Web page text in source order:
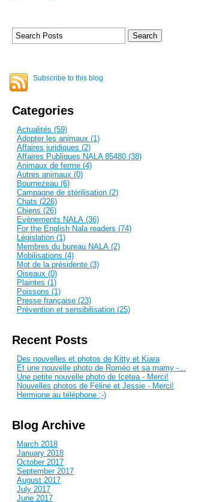
Subscribe to this blog
Categories
Actualités (59)
Adopter les animaux (1)
Affaires juridiques (2)
Affaires Publiques NALA 85480 (38)
Animaux de ferme (4)
Autres animaux (0)
Bournezeau (6)
Campagne de stérilisation (2)
Chats (226)
Chiens (26)
Evènements NALA (36)
For the English Nala readers (74)
Législation (1)
Membres du bureau NALA (2)
Mobilisations (4)
Mot de la présidente (3)
Oiseaux (0)
Plaintes (1)
Poissons (1)
Presse française (23)
Prévention et sensibilisation (25)
Recent Posts
Des nouvelles et photos de Kitty et Kiara
Et une nouvelle photo de Roméo et sa mamy -...
Une petite nouvelle photo de Icetea - Merci!
Nouvelles photos de Féline et Jessie - Merci!
Hermione au téléphone ;-)
Blog Archive
March 2018
January 2018
October 2017
September 2017
August 2017
July 2017
June 2017